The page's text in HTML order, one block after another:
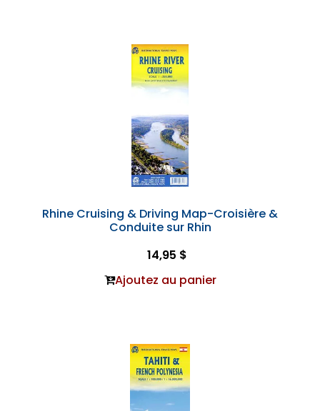
Rhine Cruising & Driving Map-Croisière &
Conduite sur Rhin
14,95 $
Ajoutez au panier